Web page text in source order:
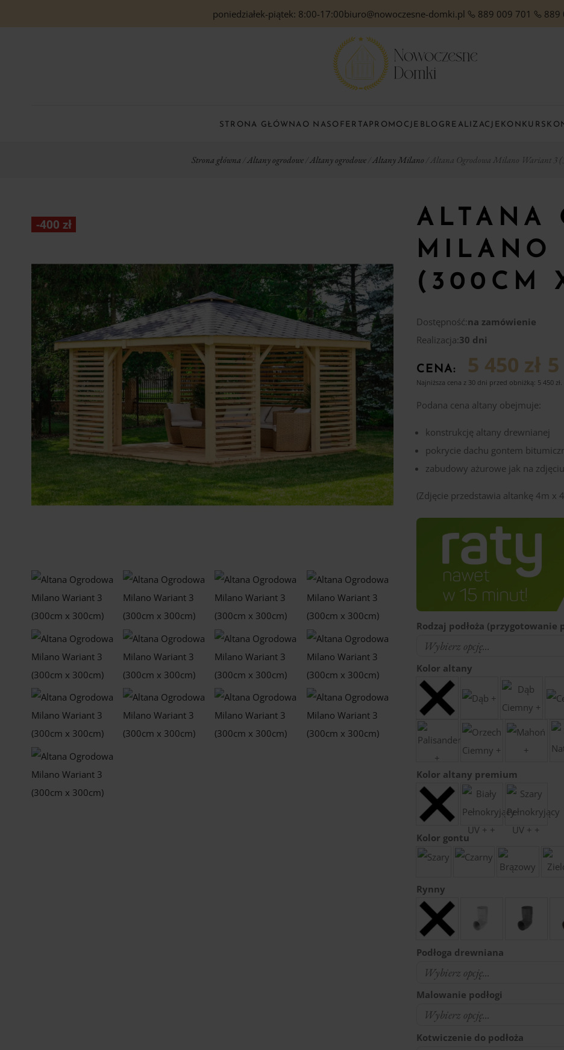
poniedziałek-piątek: 8:00-17:00biuro@nowoczesne-domki.pl 889 009 701 889
STRONA GŁÓWNA O NAS OFERTA PROMOCJE BLOG REALIZACJE KONKURS
Strona główna Altany ogrodowe/ Altany ogrodowe/ Altany Milano / Altana Ogrodowa Milano Wariant 3
-400 zł
ALTANA
MILANO
(300CM
Dostępność:na zamówienie
Realizacja:30 dni
CENA: 5 450 zł
Najniższa cena z 30 dni przed obniżką: 5 450 zł
Podana cena altany obejmuje:
konstrukcję altany drewnianej
pokrycie dachu gontem
zabudowy ażurowe jak na zdjęciu
(Zdjęcie przedstawia altankę 4m x
Rodzaj podłoża
Kolor altany
Kolor altany premium
Kolor gontu
Rynny
Podłoga drewniana
Malowanie podłogi
Kotwiczenie do podłoża